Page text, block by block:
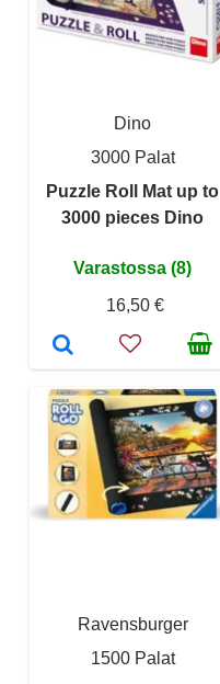
Dino
3000 Palat
Puzzle Roll Mat up to
3000 pieces Dino
Varastossa (8)
16,50 €
Ravensburger
1500 Palat